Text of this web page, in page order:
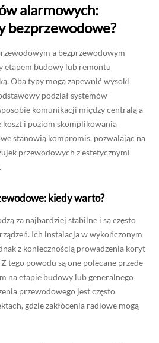
alarmowych:
bezprzewodowe?
a bezprzewodowym
etapem budowy lub remontu
Oba typy mogą zapewnić wysoki
podział systemów
komunikacji między centralą a
i poziom skomplikowania
stanowią kompromis, pozwalając na
przewodowych z estetycznymi
kiedy warto?
za najbardziej stabilne i są często
Ich instalacja w wykończonym
z koniecznością prowadzenia koryt
tego powodu są one polecane przede
na etapie budowy lub generalnego
przewodowego jest często
gdzie zakłócenia radiowe mogą